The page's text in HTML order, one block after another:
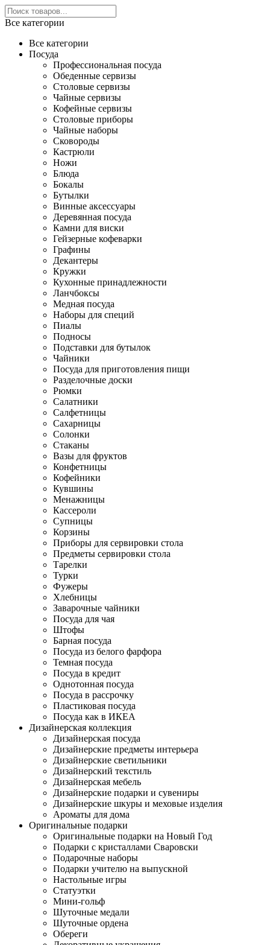
Все категории
Все категории
Посуда
Профессиональная посуда
Обеденные сервизы
Столовые сервизы
Чайные сервизы
Кофейные сервизы
Столовые приборы
Чайные наборы
Сковороды
Кастрюли
Ножи
Блюда
Бокалы
Бутылки
Винные аксессуары
Деревянная посуда
Камни для виски
Гейзерные кофеварки
Графины
Декантеры
Кружки
Кухонные принадлежности
Ланчбоксы
Медная посуда
Наборы для специй
Пиалы
Подносы
Подставки для бутылок
Чайники
Посуда для приготовления пищи
Разделочные доски
Рюмки
Салатники
Салфетницы
Сахарницы
Солонки
Стаканы
Вазы для фруктов
Конфетницы
Кофейники
Кувшины
Менажницы
Кассероли
Супницы
Корзины
Приборы для сервировки стола
Предметы сервировки стола
Тарелки
Турки
Фужеры
Хлебницы
Заварочные чайники
Посуда для чая
Штофы
Барная посуда
Посуда из белого фарфора
Темная посуда
Посуда в кредит
Однотонная посуда
Посуда в рассрочку
Пластиковая посуда
Посуда как в ИКЕА
Дизайнерская коллекция
Дизайнерская посуда
Дизайнерские предметы интерьера
Дизайнерские светильники
Дизайнерский текстиль
Дизайнерская мебель
Дизайнерские подарки и сувениры
Дизайнерские шкуры и меховые изделия
Ароматы для дома
Оригинальные подарки
Оригинальные подарки на Новый Год
Подарки с кристаллами Сваровски
Подарочные наборы
Подарки учителю на выпускной
Настольные игры
Статуэтки
Мини-гольф
Шуточные медали
Шуточные ордена
Обереги